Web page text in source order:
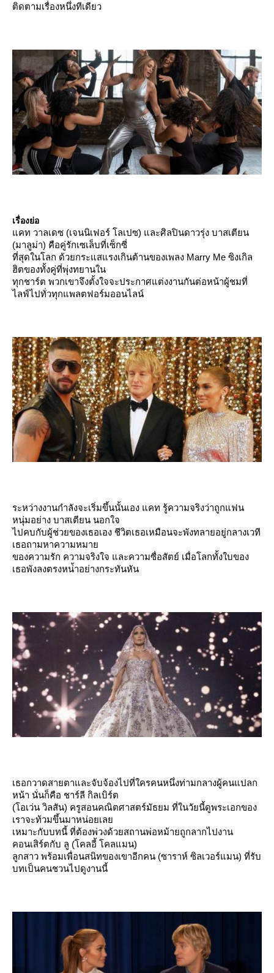
ติดตามเรื่องหนึ่งทีเดียว
เรื่องย่อ
คท วาลเดซ (เจนนิเฟอร์ โลเปซ) และศิลปินดาวรุ่ง บาสเตียน
(มาลูม่า) คือคู่รักเซเล็บที่เซ็กซี่
ที่สุดในโลก ด้วยกระแสแรงเกินต้านของเพลง Marry Me ซิงเกิล
ฮิตของทั้งคู่ที่พุ่งทยานใน
ทุกชาร์ต พวกเขาจึงตั้งใจจะประกาศแต่งงานกันต่อหน้าผู้ชมที่
ไลฟ์ไปทั่วทุกแพลตฟอร์มออนไลน์
ระหว่างงานกำลังจะเริ่มขึ้นนั้นเอง แคท รู้ความจริงว่าถูกแฟน
หนุ่มอย่าง บาสเตียน นอกใจ
ไปคบกับผู้ช่วยของเธอเอง ชีวิตเธอเหมือนจะพังทลายอยู่กลางเวที
เธอถามหาความหมา
ของความรัก ความจริงใจ และความซื่อสัตย์ เมื่อโลกทั้งใบของ
เธอพังลงตรงหน่้าอย่างกระทันหัน
เธอกวาดสายตาและจับจ้องไปที่ใครคนหนึ่งท่ามกลางผู้คนแปลก
หน้า นั่นก็คือ ชาร์ลี กิลเบิร์ต
(โอเว่น วิลสัน) ครูสอนคณิตศาสตร์มัธยม ที่ในวัยนี้ดูพระเอกของ
เราจะท้วมขึ้นมาหน่อยเล
เหมาะกับบทนี้ ที่ต้องพ่วงด้วยสถานพ่อหม้ายถูกลากไปงาน
คอนเสิร์ตกับ ลู (โคลอี้ โคลแมน)
ลูกสาว พร้อมเพื่อนสนิทของเขาอีกคน (ซาราห์ ซิลเวอร์แมน) ที่รับ
บทเป็นคนชวนไปดูงานนี้